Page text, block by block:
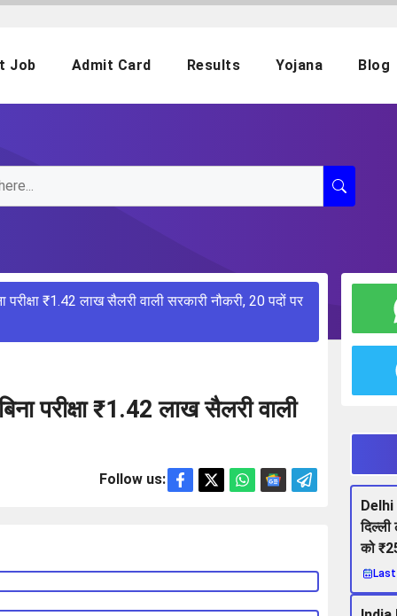
Job Admit Card Results Yojana Blog
₹1.42 लाख सैलरी वाली सरकारी नौकरी, 20 पदों पर
परीक्षा ₹1.42 लाख सैलरी वाली
Follow us:
को